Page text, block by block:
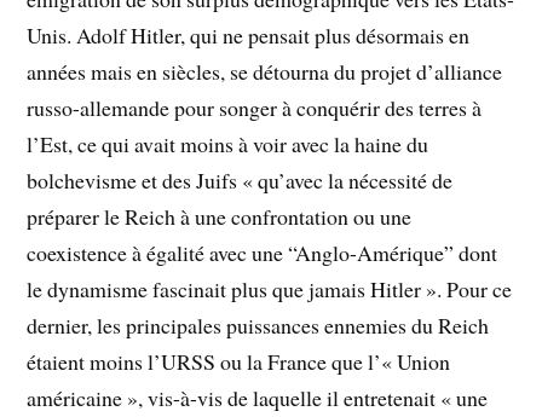
Unis. Adolf Hitler, qui ne pensait plus désormais en
années mais en siècles, se détourna du projet d’alliance
russo-allemande pour songer à conquérir des terres à
l’Est, ce qui avait moins à voir avec la haine du
bolchevisme et des Juifs « qu’avec la nécessité de
préparer le Reich à une confrontation ou une
coexistence à égalité avec une “Anglo-Amérique” dont
le dynamisme fascinait plus que jamais Hitler ». Pour ce
dernier, les principales puissances ennemies du Reich
étaient moins l’URSS ou la France que l’« Union
américaine », vis-à-vis de laquelle il entretenait « une